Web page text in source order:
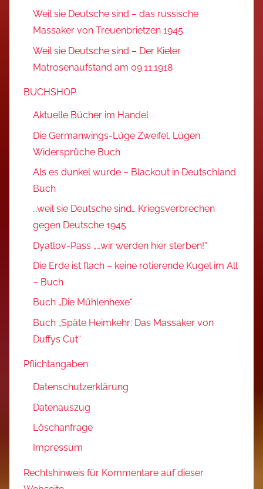
Weil sie Deutsche sind – das russische
Massaker von Treuenbrietzen 1945
Weil sie Deutsche sind – Der Kieler
Matrosenaufstand am 09.11.1918
BUCHSHOP
Aktuelle Bücher im Handel
Die Germanwings-Lüge Zweifel. Lügen.
Widersprüche Buch
Als es dunkel wurde – Blackout in Deutschland
Buch
…weil sie Deutsche sind… Kriegsverbrechen
gegen Deutsche 1945
Dyatlov-Pass „…wir werden hier sterben!“
Die Erde ist flach – keine rotierende Kugel im All
– Buch
Buch „Die Mühlenhexe“
Buch „Späte Heimkehr: Das Massaker von
Duffys Cut“
Pflichtangaben
Datenschutzerklärung
Datenauszug
Löschanfrage
Impressum
Rechtshinweis für Kommentare auf dieser